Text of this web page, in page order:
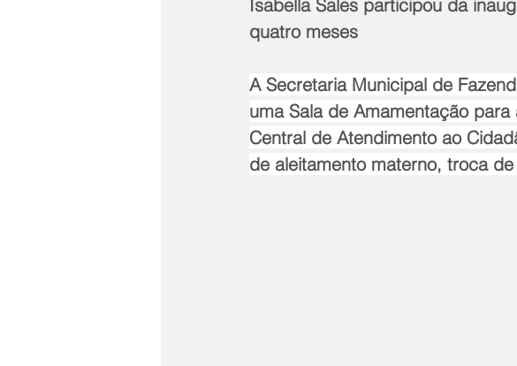
Isabella Sales participou da
quatro meses
A Secretaria Municipal de
uma Sala de Amamentação
Central de Atendimento ao
de aleitamento materno, troca